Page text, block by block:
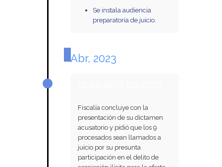
Se instala audiencia
preparatoria de juicio.
Abr, 2023
Fiscalía concluye con la
presentación de su dictamen
acusatorio y pidió que los 9
procesados sean llamados a
juicio por su presunta
participación en el delito de